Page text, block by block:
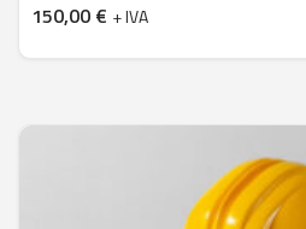
150,00 € + IVA